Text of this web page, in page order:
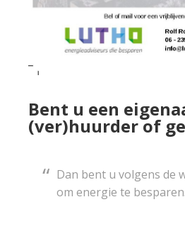
Bent u een
(ver)huurder of
Dan bent u volgens de
om energie te besparen.